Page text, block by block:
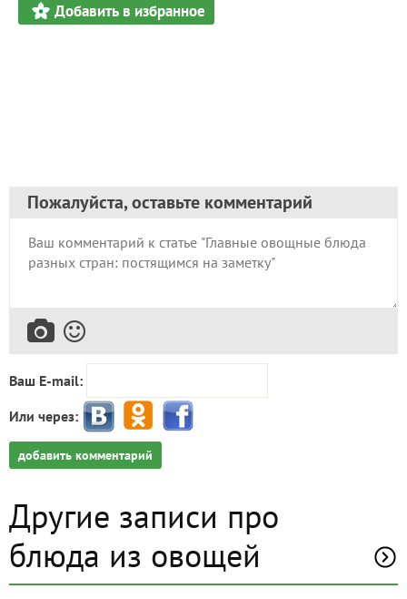
Добавить в избранное
Пожалуйста, оставьте комментарий
Ваш E-mail:
Или через:
добавить комментарий
Другие записи про
блюда из овощей